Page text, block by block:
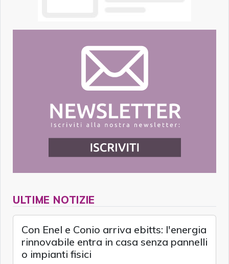
ULTIME NOTIZIE
Con Enel e Conio arriva ebitts: l'energia
rinnovabile entra in casa senza pannelli
o impianti fisici